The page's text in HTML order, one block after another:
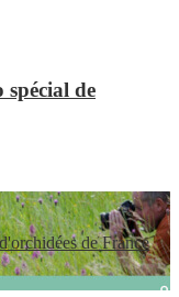
de
de France